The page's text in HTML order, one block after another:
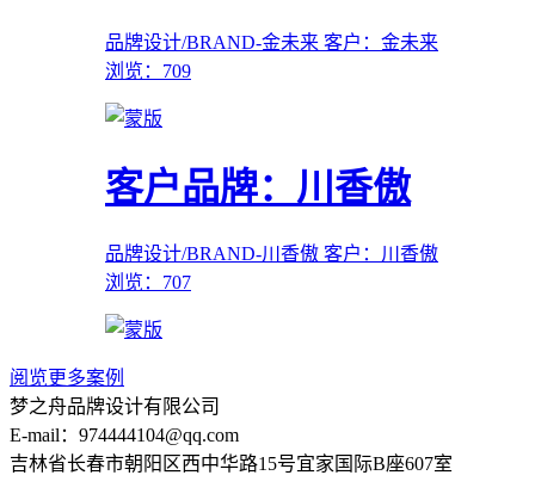
品牌设计/BRAND-金未来 客户：金未来
浏览：709
客户品牌：川香傲
品牌设计/BRAND-川香傲 客户：川香傲
浏览：707
阅览更多案例
梦之舟品牌设计有限公司
E-mail：974444104@qq.com
吉林省长春市朝阳区西中华路15号宜家国际B座607室